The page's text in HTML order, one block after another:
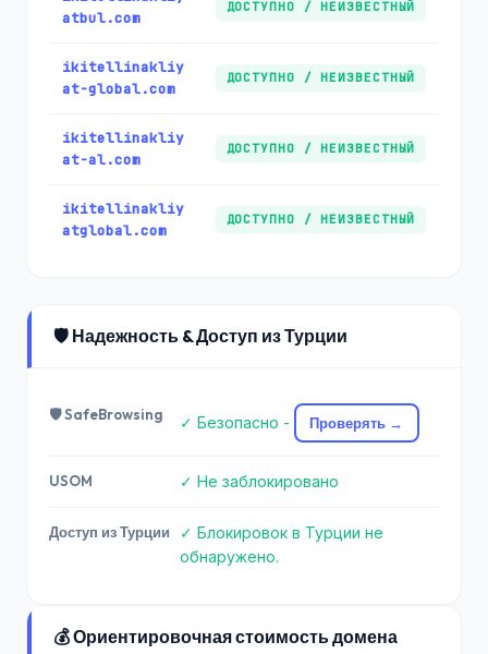
atbul.com
ДОСТУПНО / НЕИЗВЕСТНЫЙ
ikitellinakliy
at-global.com
ДОСТУПНО / НЕИЗВЕСТНЫЙ
ikitellinakliy
at-al.com
ДОСТУПНО / НЕИЗВЕСТНЫЙ
ikitellinakliy
atglobal.com
ДОСТУПНО / НЕИЗВЕСТНЫЙ
🛡️ Надежность & Доступ из Турции
🛡️ SafeBrowsing ✓ Безопасно - Проверять →
USOM ✓ Не заблокировано
Доступ из Турции
✓ Блокировок в Турции не
обнаружено.
💰 Ориентировочная стоимость домена